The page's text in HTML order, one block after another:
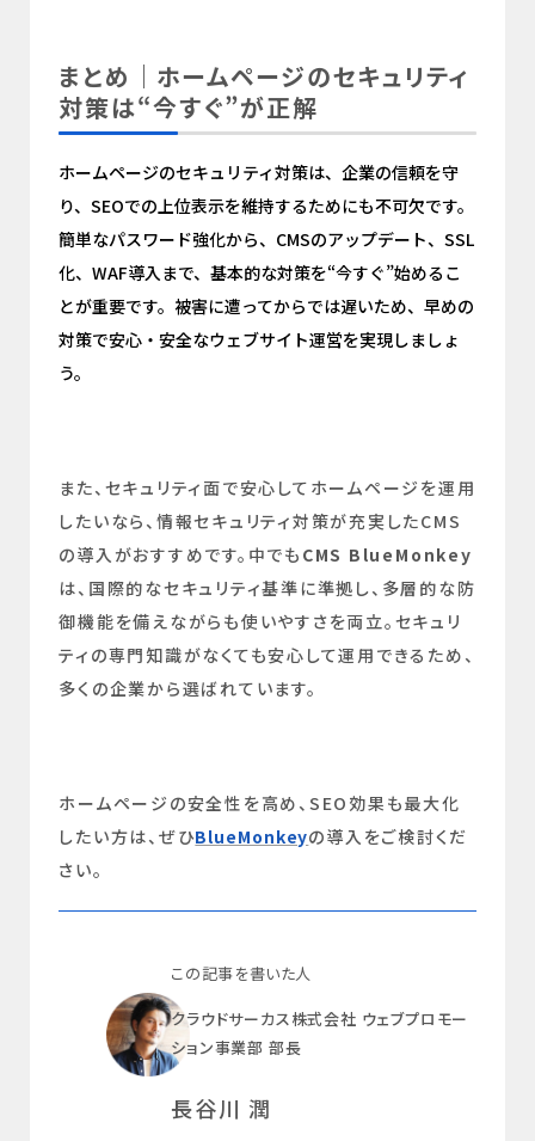
まとめ｜ホームページのセキュリティ
対策は“今すぐ”が正解
ホームページのセキュリティ対策は、企業の信頼を守
り、SEOでの上位表示を維持するためにも不可欠です。
簡単なパスワード強化から、CMSのアップデート、SSL
化、WAF導入まで、基本的な対策を“今すぐ”始めるこ
とが重要です。被害に遭ってからでは遅いため、早めの
対策で安心・安全なウェブサイト運営を実現しましょ
う。
また、セキュリティ面で安心してホームページを運用
したいなら、情報セキュリティ対策が充実したCMS
の導入がおすすめです。中でも CMS BlueMonkey
は、国際的なセキュリティ基準に準拠し、多層的な防
御機能を備えながらも使いやすさを両立。セキュリ
ティの専門知識がなくても安心して運用できるため、
多くの企業から選ばれています。
ホームページの安全性を高め、SEO効果も最大化
したい方は、ぜひBlueMonkeyの導入をご検討くだ
さい。
この記事を書いた人
クラウドサーカス株式会社 ウェブプロモー
ション事業部 部長
長谷川 潤